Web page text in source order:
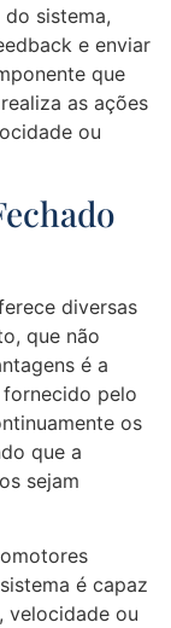
sistema,
e enviar
que
as ações
ou
diversas
que não
é a
pelo
os
que a
sejam
é capaz
velocidade ou